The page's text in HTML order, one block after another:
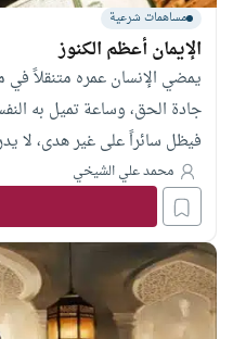
مساهمات شرعية
الإيمان أعظم الكنوز
يمضي الإنسان عمره متنقلاً في
جادة الحق، وساعة تميل به
فيظل سائراً على غير هدى، لا
يبالي بما أمامه من مهالك.!
محمد علي الشيخي